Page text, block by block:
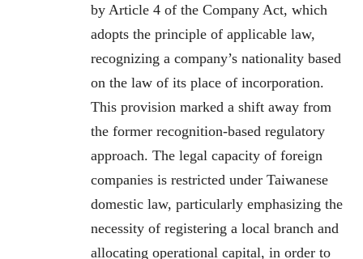
by Article 4 of the Company Act, which
adopts the principle of applicable law,
recognizing a company’s nationality based
on the law of its place of incorporation.
This provision marked a shift away from
the former recognition-based regulatory
approach. The legal capacity of foreign
companies is restricted under Taiwanese
domestic law, particularly emphasizing the
necessity of registering a local branch and
allocating operational capital, in order to